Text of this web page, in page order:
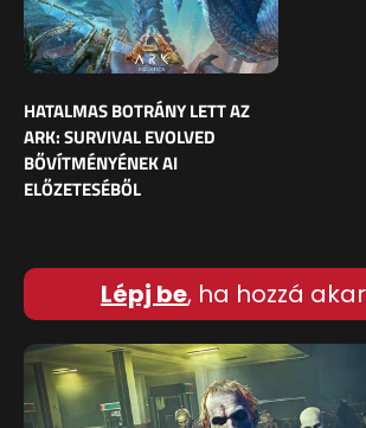
HATALMAS BOTRÁNY LETT AZ
ARK: SURVIVAL EVOLVED
BŐVÍTMÉNYÉNEK AI
ELŐZETESÉBŐL
Lépj be, ha hozzá